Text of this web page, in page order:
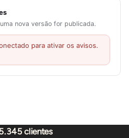
nova versão for publicada.
para ativar os avisos.
clientes